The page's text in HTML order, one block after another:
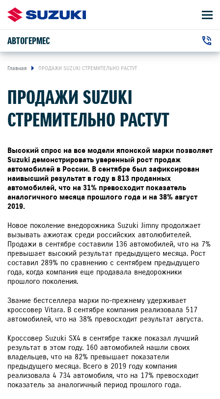
АВТОГЕРМЕС
г. Москва, МКАД, 44-й километр , 1
г. Москва, шоссе Энтузиастов , 59
АВТОМОБИЛИ
ВЛАДЕЛЬЦАМ
О КОМПАНИИ
КОНТАКТЫ
НОВОСТИ
ЗАКАЗАТЬ ЗВОНОК
Главная ПРОДАЖИ SUZUKI СТРЕМИТЕЛЬНО РАСТУТ
ПРОДАЖИ SUZUKI
СТРЕМИТЕЛЬНО РАСТУТ
Высокий спрос на все модели японской марки позволяет
Suzuki демонстрировать уверенный рост продаж
автомобилей в России. В сентябре был зафиксирован
наивысший результат в году в 813 проданных
автомобилей, что на 31% превосходит показатель
аналогичного месяца прошлого года и на 38% август
2019.
Новое поколение внедорожника Suzuki Jimny продолжает
вызывать ажиотаж среди российских автолюбителей.
Продажи в сентябре составили 136 автомобилей, что на 7%
превышает высокий результат предыдущего месяца. Рост
составил 289% по сравнению с сентябрем предыдущего
года, когда компания еще продавала внедорожники
прошлого поколения.
Звание бестселлера марки по-прежнему удерживает
кроссовер Vitara. В сентябре компания реализовала 517
автомобилей, что на 38% превосходит результат августа.
Кроссовер Suzuki SX4 в сентябре также показал лучший
результат в этом году. 160 автомобилей нашли своих
владельцев, что на 82% превышает показатели
предыдущего месяца. Всего в 2019 году компания
реализовала 4 734 автомобиля, что на 17% превосходит
показатель за аналогичный период прошлого года.